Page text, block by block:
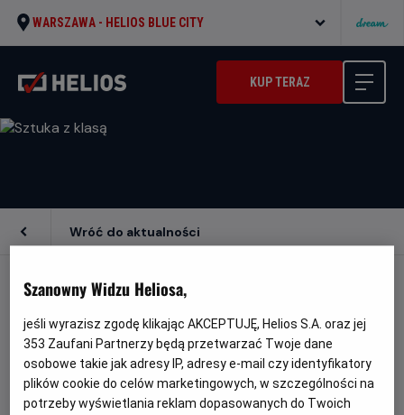
WARSZAWA - HELIOS BLUE CITY
KUP TERAZ
SZTUKA Z KLASĄ
Wróć do aktualności
To wspaniała okazja do poznania wybitnych
artystów, spaceru po wystawach największych
galerii sztuki czy obejrzenia najsłynniejszych sztuk
Szanowny Widzu Heliosa,
jeśli wyrazisz zgodę klikając AKCEPTUJĘ, Helios S.A. oraz jej
353 Zaufani Partnerzy będą przetwarzać Twoje dane
osobowe takie jak adresy IP, adresy e-mail czy identyfikatory
plików cookie do celów marketingowych, w szczególności na
potrzeby wyświetlania reklam dopasowanych do Twoich